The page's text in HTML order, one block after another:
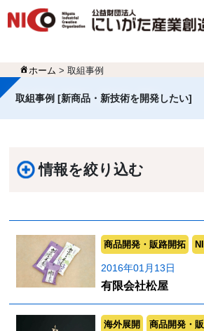
ホーム > 取組事例
取組事例 [新商品・新技術を開発したい]
情報を絞り込む
商品開発・販路開拓
2016年01月13日
有限会社松屋
海外展開 商品開発・